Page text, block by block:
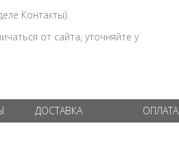
Контакты).
от сайта, уточняйте у
ДОСТАВКА ОПЛАТА